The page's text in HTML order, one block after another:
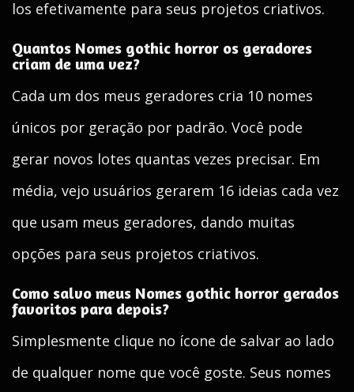
los efetivamente para seus projetos criativos.
Quantos Nomes gothic horror os geradores
criam de uma vez?
Cada um dos meus geradores cria 10 nomes
únicos por geração por padrão. Você pode
gerar novos lotes quantas vezes precisar. Em
média, vejo usuários gerarem 16 ideias cada vez
que usam meus geradores, dando muitas
opções para seus projetos criativos.
Como salvo meus Nomes gothic horror gerados
favoritos para depois?
Simplesmente clique no ícone de salvar ao lado
de qualquer nome que você goste. Seus nomes